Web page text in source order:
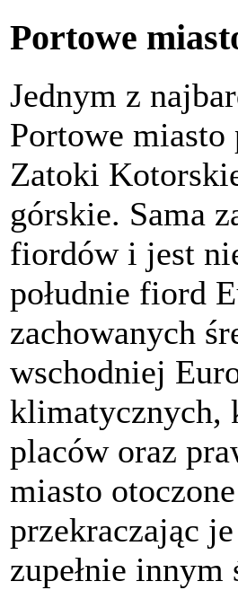
Portowe
Jednym z
Portowe miasto
Zatoki
górskie. Sama
fiordów i jest
południe fiord
zachowanych
wschodniej
klimatycznych,
placów oraz
miasto
przekraczając
zupełnie innym